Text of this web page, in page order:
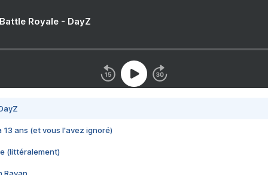
Royale - DayZ
13 ans (et vous l'avez ignoré)
(littéralement)